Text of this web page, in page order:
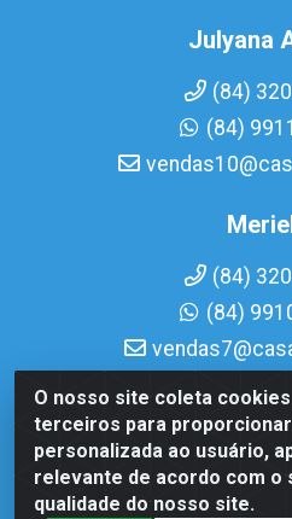
O nosso site coleta
terceiros para
personalizada ao usuário,
relevante de acordo com o
qualidade do nosso site.
Julyana
(84)
(84)
(84)
(84)
Casa Norte LTDA - Av.
Dix-Sept Rosado, Natal/RN -
08.713.513/